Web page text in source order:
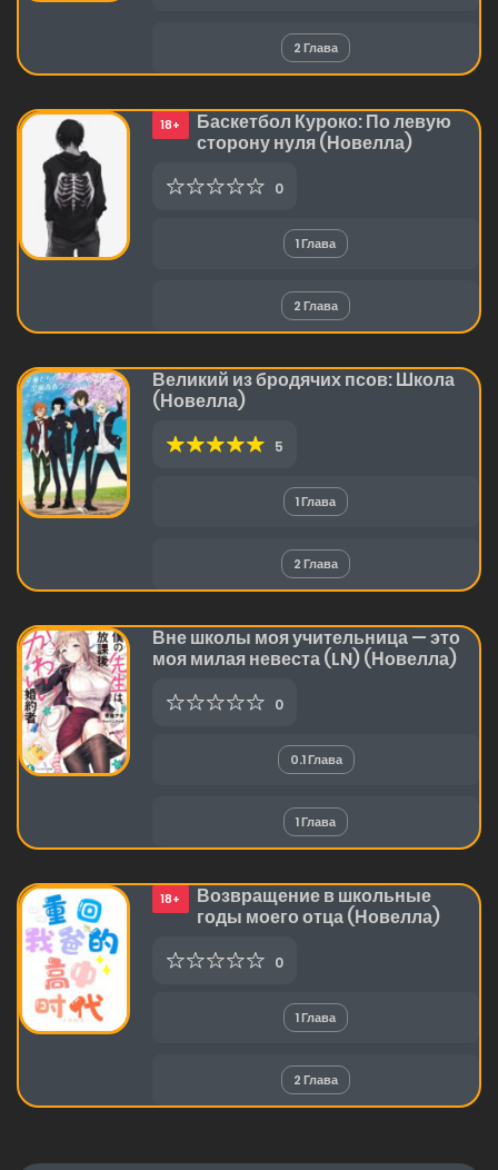
2 Глава
18+
Баскетбол Куроко: По левую
сторону нуля (Новелла)
0
1 Глава
2 Глава
Великий из бродячих псов: Школа
(Новелла)
5
1 Глава
2 Глава
Вне школы моя учительница — это
моя милая невеста (LN) (Новелла)
0
0.1 Глава
1 Глава
18+
Возвращение в школьные
годы моего отца (Новелла)
0
1 Глава
2 Глава